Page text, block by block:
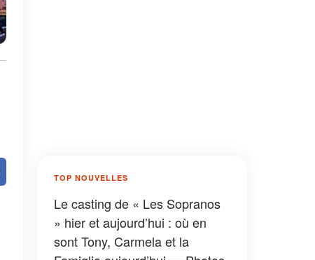
TOP NOUVELLES
Le casting de « Les Sopranos
» hier et aujourd’hui : où en
sont Tony, Carmela et la